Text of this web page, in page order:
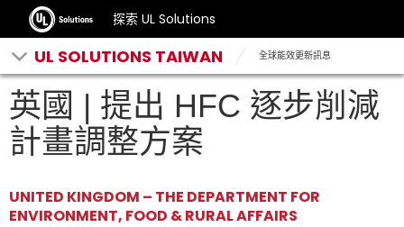
探索 UL Solutions
UL SOLUTIONS TAIWAN 全球能效更新訊息
英國 | 提出 HFC 逐步削減
計畫調整方案
UNITED KINGDOM – THE DEPARTMENT FOR
ENVIRONMENT, FOOD & RURAL AFFAIRS